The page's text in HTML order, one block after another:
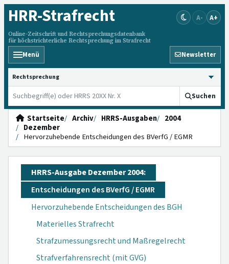
HRR-Strafrecht
Online-Zeitschrift und Rechtsprechungsdatenbank
für höchstrichterliche Rechtsprechung im Strafrecht
A- A+
Menü Newsletter
HRRS durchsuchen
Suchen
Startseite Archiv HRRS-Ausgaben
2004
Dezember
Hervorzuhebende Entscheidungen des BVerfG / EGMR
HRRS-Ausgabe Dezember 2004:
Entscheidungen des BVerfG / EGMR
Hervorzuhebende Entscheidungen des BGH
Materielles Strafrecht
Strafzumessungsrecht und Maßregelrecht
Strafverfahrensrecht (mit GVG)